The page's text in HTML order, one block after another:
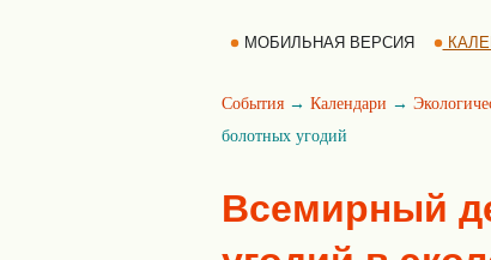
МОБИЛЬНАЯ ВЕРСИЯ
События → Календари →
болотных угодий
Всемирный